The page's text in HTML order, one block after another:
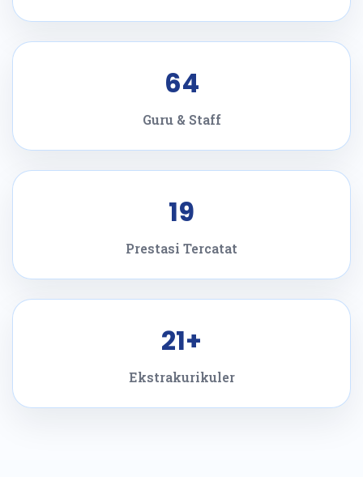
64
Guru & Staff
19
Prestasi Tercatat
21+
Ekstrakurikuler